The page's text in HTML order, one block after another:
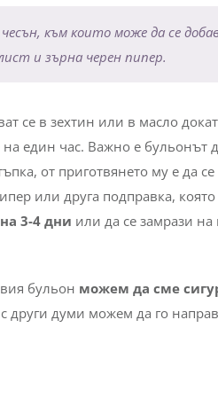
към които може да се
и зърна черен пипер.
се в зехтин или в масло
един час. Важно е бульонът
от приготвянето му е да
или друга подправка,
3-4 дни или да се замрази
бульон можем да сме
думи можем да го